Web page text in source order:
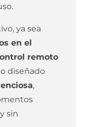
ya sea
en el
remoto
diseñado
,
sin